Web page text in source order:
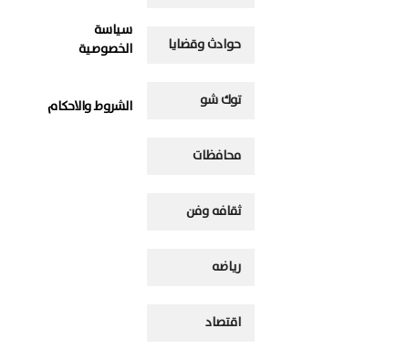
حوادث وقضايا
توك شو
محافظات
ثقافه وفن
رياضه
اقتصاد
سياسة
الخصوصية
الشروط والاحكام